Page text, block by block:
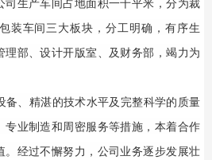
司生产车间占地面积一千平米，分为裁
装车间三大板块，分工明确，有序生
理部、设计开版室、及财务部，竭力为
、精湛的技术水平及完整科学的质量
专业制造和周密服务等措施，本着合作
。经过不懈努力，公司业务逐步发展壮